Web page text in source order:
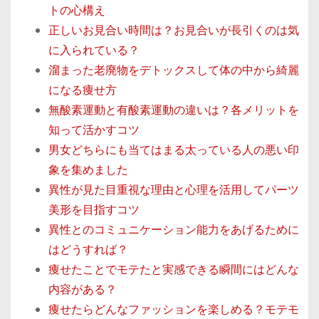
トの心構え
正しいお見合い時間は？お見合いが長引くのは気
に入られている？
溜まった老廃物をデトックスして体の中から綺麗
になる痩せ方
無酸素運動と有酸素運動の違いは？各メリットを
知って活かすコツ
男女どちらにも当てはまる太っている人の悪い印
象を集めました
異性が見た目重視な理由と心理を活用してパーツ
美形を目指すコツ
異性とのコミュニケーション能力をあげるために
はどうすれば？
痩せたことでモテたと実感できる瞬間にはどんな
内容がある？
痩せたらどんなファッションを楽しめる？モテモ